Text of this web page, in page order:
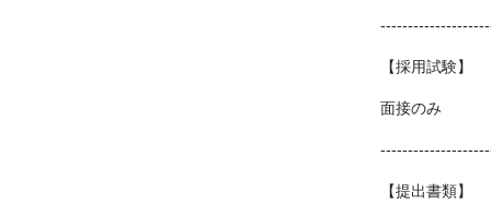
【採用試験】
面接のみ
【提出書類】